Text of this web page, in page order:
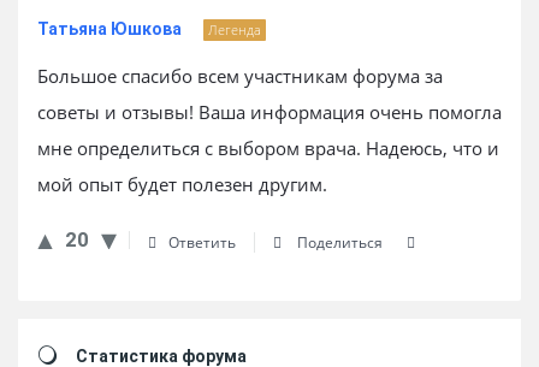
Татьяна Юшкова Легенда
Большое спасибо всем участникам форума за
советы и отзывы! Ваша информация очень помогла
мне определиться с выбором врача. Надеюсь, что и
мой опыт будет полезен другим.
20 Ответить Поделиться
Статистика форума